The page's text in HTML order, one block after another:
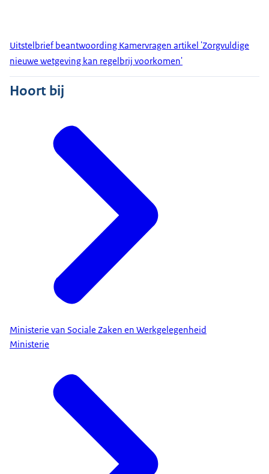
Uitstelbrief beantwoording Kamervragen artikel 'Zorgvuldige
nieuwe wetgeving kan regelbrij voorkomen'
Hoort bij
Ministerie van Sociale Zaken en Werkgelegenheid
Ministerie